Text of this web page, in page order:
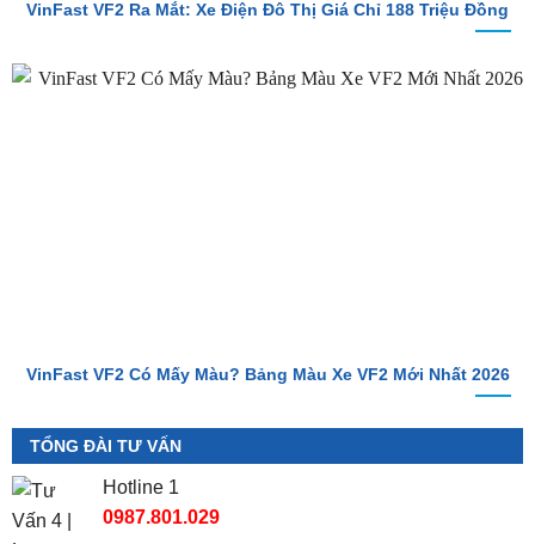
VinFast VF2 Ra Mắt: Xe Điện Đô Thị Giá Chỉ 188 Triệu Đồng
VinFast VF2 Có Mấy Màu? Bảng Màu Xe VF2 Mới Nhất 2026
TỔNG ĐÀI TƯ VẤN
Hotline 1
0987.801.029